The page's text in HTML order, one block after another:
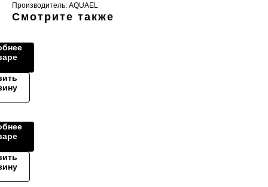
Производитель: AQUAEL
Смотрите также